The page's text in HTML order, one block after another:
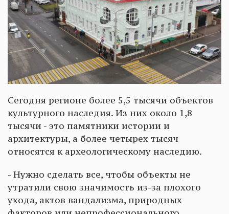
Сегодня регионе более 5,5 тысячи объектов
культурного наследия. Из них около 1,8
тысячи - это памятники истории и
архитектуры, а более четырех тысяч
относятся к археологическому наследию.
- Нужно сделать все, чтобы объекты не
утратили свою значимость из-за плохого
ухода, актов вандализма, природных